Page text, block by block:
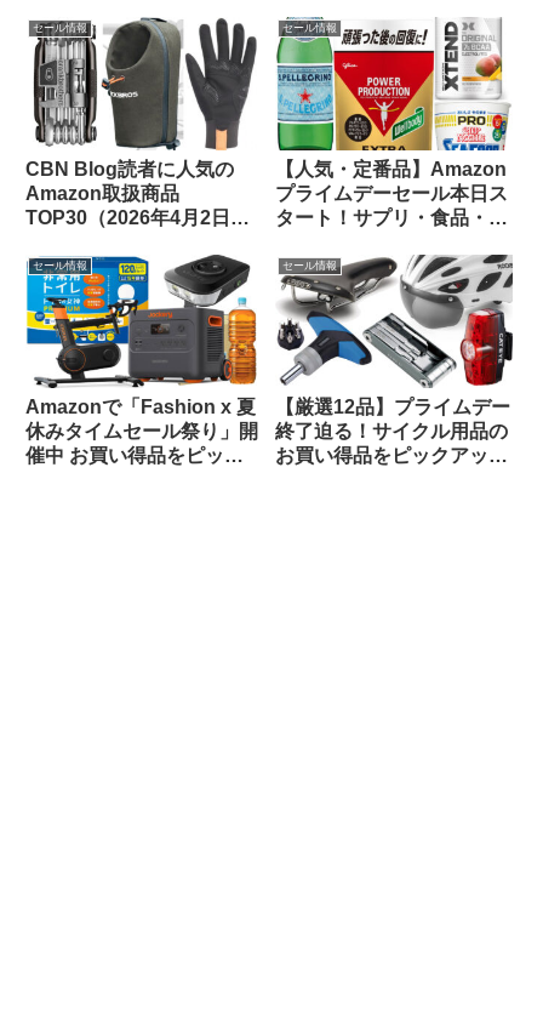
プしてご紹介します
セール情報
CBN Blog読者に人気の
Amazon取扱商品
TOP30（2026年4月2日
セール情報
【人気・定番品】Amazon
プライムデーセール本日ス
タート！サプリ・食品・飲
ップしてみました
セール情報
Amazonで「Fashion x 夏
休みタイムセール祭り」開
催中 お買い得品をピック
セール情報
【厳選12品】プライムデー
終了迫る！サイクル用品の
お買い得品をピックアップ